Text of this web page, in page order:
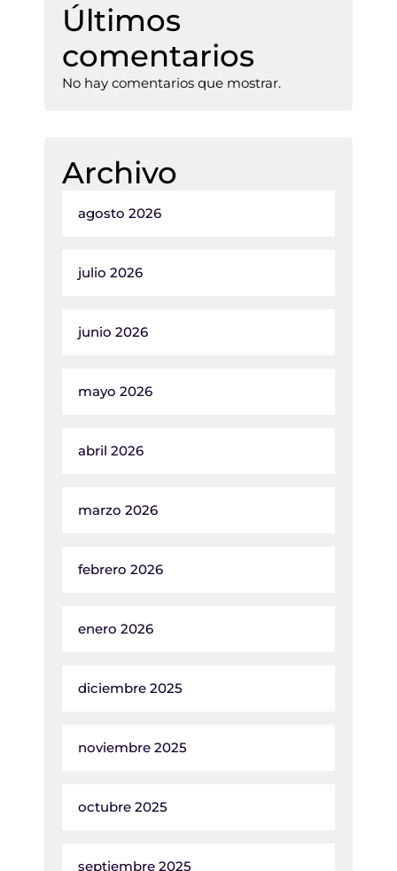
Últimos
comentarios
No hay comentarios que mostrar.
Archivo
agosto 2026
julio 2026
junio 2026
mayo 2026
abril 2026
marzo 2026
febrero 2026
enero 2026
diciembre 2025
noviembre 2025
octubre 2025
septiembre 2025